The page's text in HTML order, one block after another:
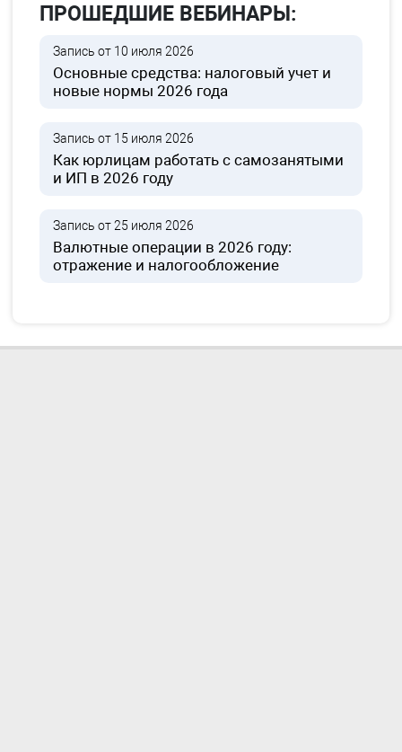
ПРОШЕДШИЕ ВЕБИНАРЫ:
Запись от 10 июля 2026
Основные средства: налоговый учет и
новые нормы 2026 года
Запись от 15 июля 2026
Как юрлицам работать с самозанятыми
и ИП в 2026 году
Запись от 25 июля 2026
Валютные операции в 2026 году:
отражение и налогообложение